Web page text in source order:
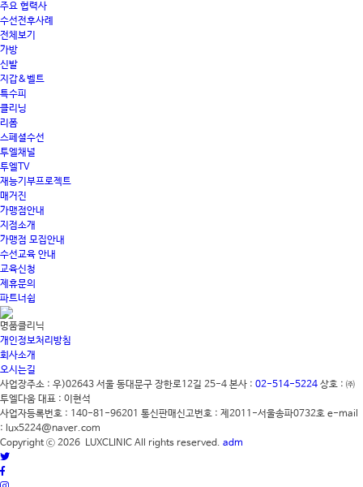
주요 협력사
수선전후사례
전체보기
가방
신발
지갑&벨트
특수피
클리닝
리폼
스페셜수선
투엘채널
투엘TV
재능기부프로젝트
매거진
가맹점안내
지점소개
가맹점 모집안내
수선교육 안내
교육신청
제휴문의
파트너쉽
명품클리닉
개인정보처리방침
회사소개
오시는길
사업장주소 : 우)02643 서울 동대문구 장한로12길 25-4 본사 : 02-514-5224 상호 : ㈜
투엘다움 대표 : 이현석
사업자등록번호 : 140-81-96201 통신판매신고번호 : 제2011-서울송파0732호 e-mail
: lux5224@naver.com
Copyright ⓒ 2026 LUXCLINIC All rights reserved. adm